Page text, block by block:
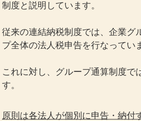
制度と説明しています。
従来の連結納税制度では、企業グ
プ全体の法人税申告を行なってい
これに対し、グループ通算制度で
す。
原則は各法人が個別に申告・納付